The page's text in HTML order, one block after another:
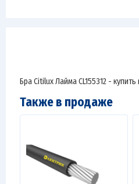
Бра Citilux Лайма CL155312 - купить
Также в продаже